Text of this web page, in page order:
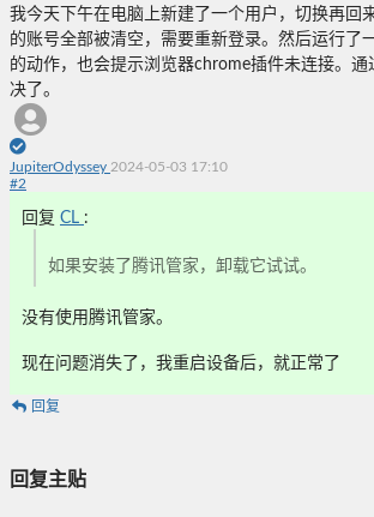
我今天下午在电脑上新建了一个用户，切换再回
的账号全部被清空，需要重新登录。然后运行了
的动作，也会提示浏览器chrome插件未连接。
决了。
JupiterOdyssey 2024-05-03 17:10
#2
回复 CL :
如果安装了腾讯管家，卸载它试试。
没有使用腾讯管家。
现在问题消失了，我重启设备后，就正常了
回复
回复主贴